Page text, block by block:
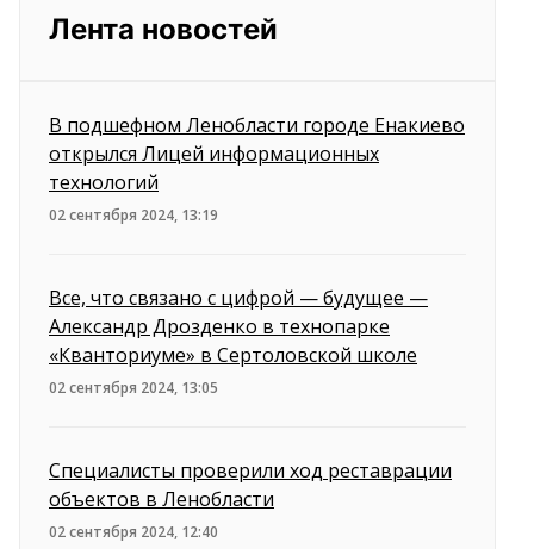
Лента новостей
В подшефном Ленобласти городе Енакиево
открылся Лицей информационных
технологий
02 сентября 2024, 13:19
Все, что связано с цифрой — будущее —
Александр Дрозденко в технопарке
«Кванториуме» в Сертоловской школе
02 сентября 2024, 13:05
Специалисты проверили ход реставрации
объектов в Ленобласти
02 сентября 2024, 12:40